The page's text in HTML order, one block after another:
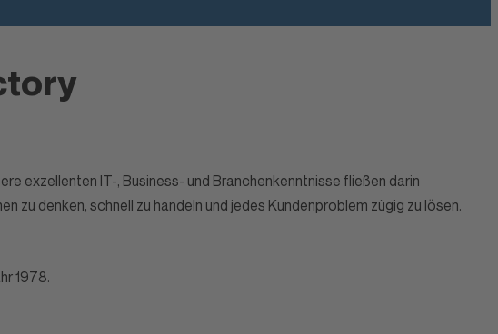
exzellenten IT-, Business- und Branchenkenntnisse fließen darin
zu denken, schnell zu handeln und jedes Kundenproblem zügig zu lösen.
1978.